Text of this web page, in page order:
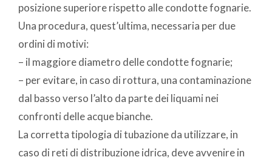
posizione superiore rispetto alle condotte fognarie.
Una procedura, quest’ultima, necessaria per due
ordini di motivi:
– il maggiore diametro delle condotte fognarie;
– per evitare, in caso di rottura, una contaminazione
dal basso verso l’alto da parte dei liquami nei
confronti delle acque bianche.
La corretta tipologia di tubazione da utilizzare, in
caso di reti di distribuzione idrica, deve avvenire in